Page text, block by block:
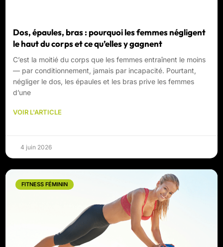
Dos, épaules, bras : pourquoi les femmes négligent
le haut du corps et ce qu’elles y gagnent
C’est la moitié du corps que les femmes entraînent le moins
— par conditionnement, jamais par incapacité. Pourtant,
négliger le dos, les épaules et les bras prive les femmes
d’une
VOIR L'ARTICLE
4 juin 2026
FITNESS FÉMININ